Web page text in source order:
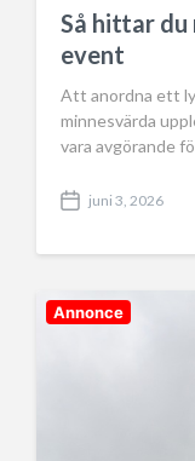
a
t
e
Så hittar
event
Att anordna ett
minnesvärda
vara avgörande
P
s
d
a
juni 3, 2026
Annonce